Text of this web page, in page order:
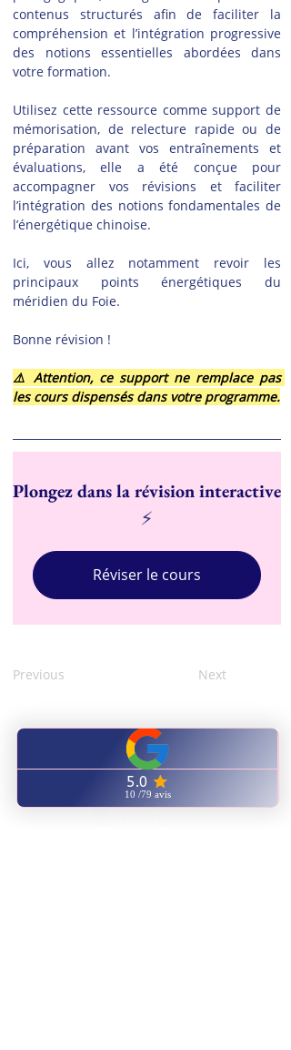
contenus structurés afin de faciliter la
compréhension et l’intégration progressive
des notions essentielles abordées dans
votre formation.
Utilisez cette ressource comme support de
mémorisation, de relecture rapide ou de
préparation avant vos entraînements et
évaluations, elle a été conçue pour
accompagner vos révisions et faciliter
l’intégration des notions fondamentales de
l’énergétique chinoise.
Ici, vous allez notamment revoir les
principaux points énergétiques du
méridien du Foie.
Bonne révision !
⚠️ Attention, ce support ne remplace pas
les cours dispensés dans votre programme.
Plongez dans la révision interactive
⚡
Réviser le cours
Previous Next